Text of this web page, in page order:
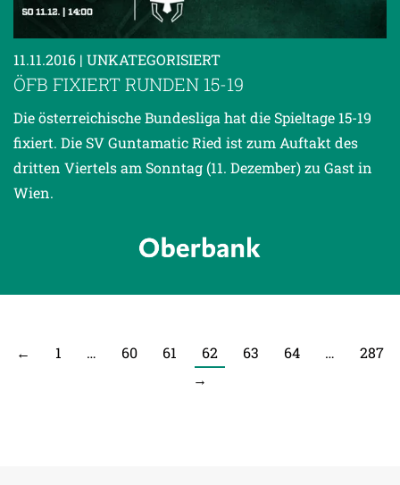
11.11.2016 | UNKATEGORISIERT
ÖFB FIXIERT RUNDEN 15-19
Die österreichische Bundesliga hat die Spieltage 15-19
fixiert. Die SV Guntamatic Ried ist zum Auftakt des
dritten Viertels am Sonntag (11. Dezember) zu Gast in
Wien.
← 1 … 60 61 62 63 64 …
287
→